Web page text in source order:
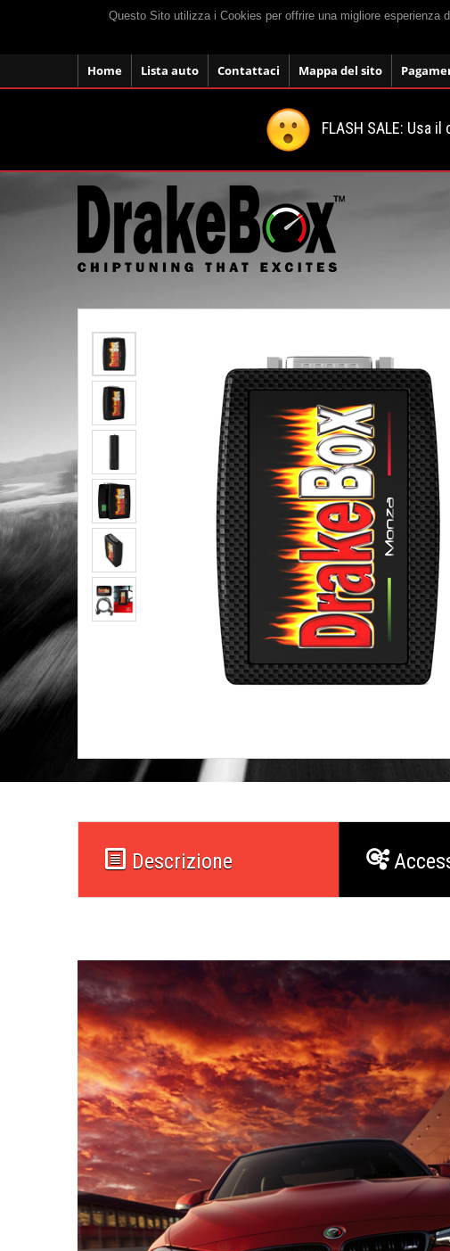
Questo Sito utilizza i Cookies per offrire una migliore esperienza
Home Lista auto Contattaci Mappa del sito
FLASH SALE: Usa il
Descrizione